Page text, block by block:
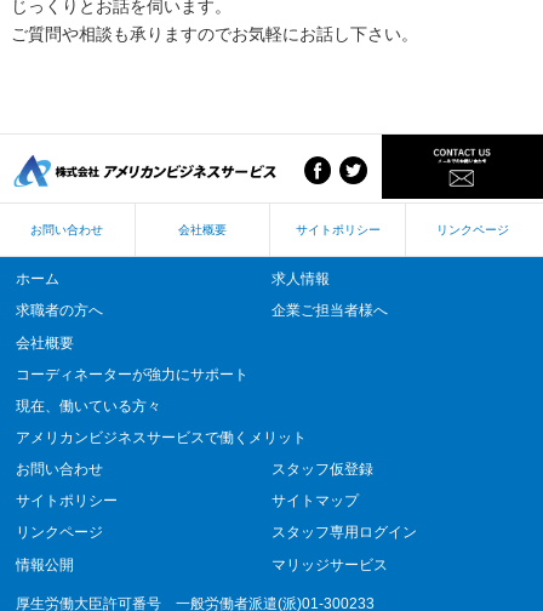
じっくりとお話を伺います。
ご質問や相談も承りますのでお気軽にお話し下さい。
お問い合わせ 会社概要 サイトポリシー リンクページ
ホーム
求人情報
求職者の方へ
企業ご担当者様へ
会社概要
コーディネーターが強力にサポート
現在、働いている方々
アメリカンビジネスサービスで働くメリット
お問い合わせ
スタッフ仮登録
サイトポリシー
サイトマップ
リンクページ
スタッフ専用ログイン
情報公開
マリッジサービス
厚生労働大臣許可番号 一般労働者派遣(派)01-300233